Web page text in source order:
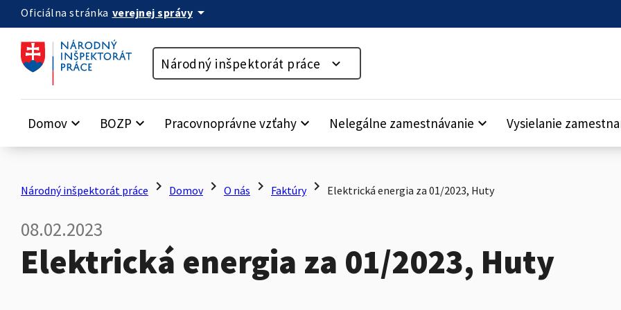
Preskočiť na obsah
Oficiálna stránka verejnej správy arrow_drop_down
Národný inšpektorát práce
Domov keyboard_arrow_down BOZP keyboard_arrow_down Pracovnoprávne vzťahy keyboard_arrow_down Nelegálne zamestnávanie keyboard_arrow_down Vysielanie
Národný inšpektorát práce chevron_right Domov chevron_right O nás chevron_right Faktúry chevron_right Elektrická energia za 01/2023, Huty
08.02.2023
Elektrická energia za 01/2023, Huty